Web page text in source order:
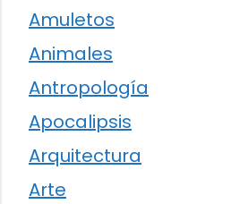
Amuletos
Animales
Antropología
Apocalipsis
Arquitectura
Arte